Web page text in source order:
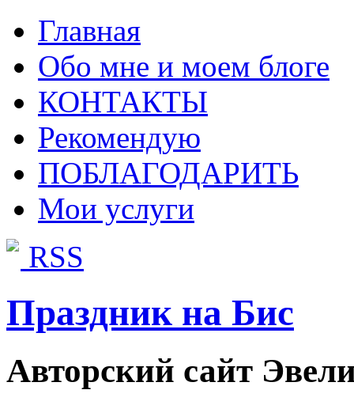
Главная
Обо мне и моем блоге
КОНТАКТЫ
Рекомендую
ПОБЛАГОДАРИТЬ
Мои услуги
RSS
Праздник на Бис
Авторский сайт